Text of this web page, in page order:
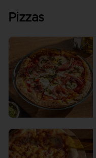
Pizzas